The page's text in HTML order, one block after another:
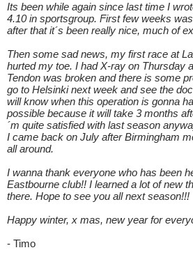
Its been while again since last time I
4.10 in sportsgroup. First few weeks
after that it´s been really nice, much of
Then some sad news, my first race at
hurted my toe. I had X-ray on Thursday
Tendon was broken and there is some
go to Helsinki next week and see the
will know when this operation is gonna
possible because it will take 3 months
´m quite satisfied with last season
I came back on July after Birmingham
all around.
I wanna thank everyone who has been
Eastbourne club!! I learned a lot of new
there. Hope to see you all next season!!!
Happy winter, x mas, new year for
- Timo